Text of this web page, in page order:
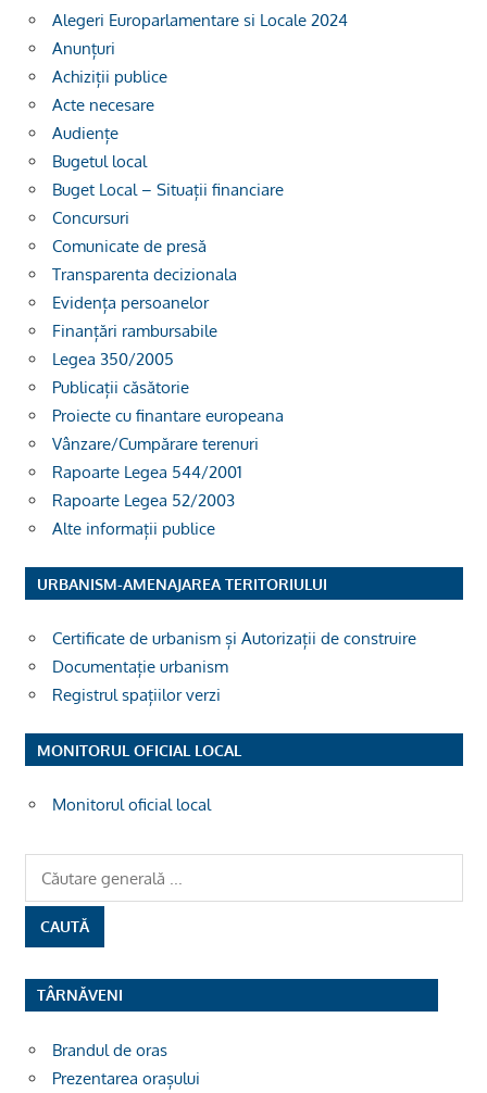
Alegeri Europarlamentare si Locale 2024
Anunțuri
Achiziții publice
Acte necesare
Audiențe
Bugetul local
Buget Local – Situații financiare
Concursuri
Comunicate de presă
Transparenta decizionala
Evidența persoanelor
Finanțări rambursabile
Legea 350/2005
Publicații căsătorie
Proiecte cu finantare europeana
Vânzare/Cumpărare terenuri
Rapoarte Legea 544/2001
Rapoarte Legea 52/2003
Alte informații publice
URBANISM-AMENAJAREA TERITORIULUI
Certificate de urbanism și Autorizații de construire
Documentație urbanism
Registrul spațiilor verzi
MONITORUL OFICIAL LOCAL
Monitorul oficial local
TÂRNĂVENI
Brandul de oras
Prezentarea orașului